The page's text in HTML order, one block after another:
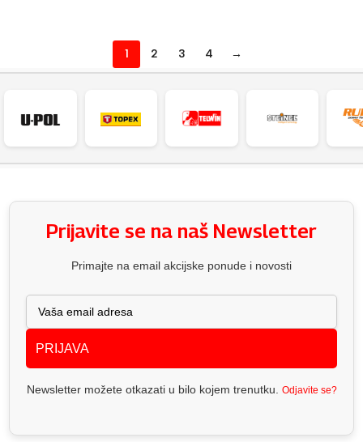
1 2 3 4 →
Prijavite se na naš Newsletter
Primajte na email akcijske ponude i novosti
PRIJAVA
Newsletter možete otkazati u bilo kojem trenutku. Odjavite se?